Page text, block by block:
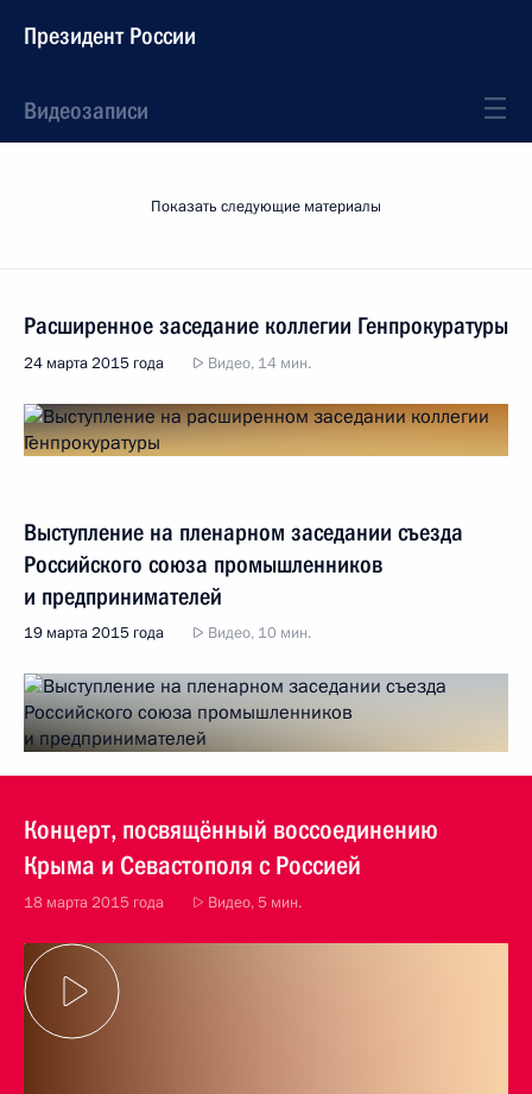
Президент России
Видеозаписи
Показать следующие материалы
Расширенное заседание коллегии Генпрокуратуры
24 марта 2015 года Видео, 14 мин.
Выступление на пленарном заседании съезда
Российского союза промышленников
и предпринимателей
19 марта 2015 года Видео, 10 мин.
Концерт, посвящённый воссоединению
Крыма и Севастополя с Россией
18 марта 2015 года Видео, 5 мин.